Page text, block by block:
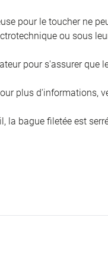
pour le toucher ne
ou sous
pour s'assurer que
plus d'informations,
la bague filetée est